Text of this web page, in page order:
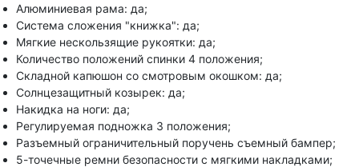
Алюминиевая рама: да;
Система сложения "книжка": да;
Мягкие нескользящие рукоятки: да;
Количество положений спинки 4 положения;
Складной капюшон со смотровым окошком: да;
Солнцезащитный козырек: да;
Накидка на ноги: да;
Регулируемая подножка 3 положения;
Разъемный ограничительный поручень съемный бампер;
5-точечные ремни безопасности с мягкими накладками;